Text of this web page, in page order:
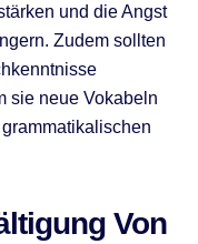
und die Angst
Zudem sollten
sie neue Vokabeln
Von